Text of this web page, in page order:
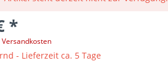
*
Versandkosten
- Lieferzeit ca. 5 Tage